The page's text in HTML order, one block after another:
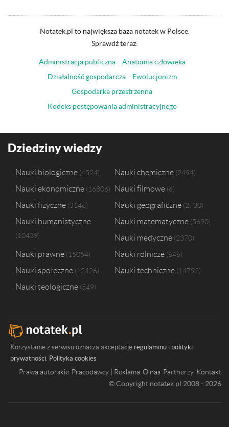
Notatek.pl to największa baza notatek w Polsce.
Sprawdź teraz:
Administracja publiczna
Anatomia człowieka
Działalność gospodarcza
Ewolucjonizm
Gospodarka przestrzenna
Kodeks postępowania administracyjnego
Dziedziny wiedzy
Nauki biologiczne 4524 Nauki chemiczne 2494
Nauki ekonomiczne 16806 Nauki filmowe 6
Nauki fizyczne 3146 Nauki geograficzne 2730
Nauki humanistyczne
10439
Nauki matematyczne 5690
Nauki medyczne 2370
Nauki prawne 15054 Nauki rolnicze 646
Nauki społeczne 12426 Nauki techniczne 14792
Nauki teologiczne 549
Korzystanie z serwisu oznacza akceptację regulaminu i polityki
prywatności. Polityka cookies
Prawa autorskie Pracodawcy | Reklama O nas Partnerzy Kontakt
© Copyright notatek.pl 2008 - 2026